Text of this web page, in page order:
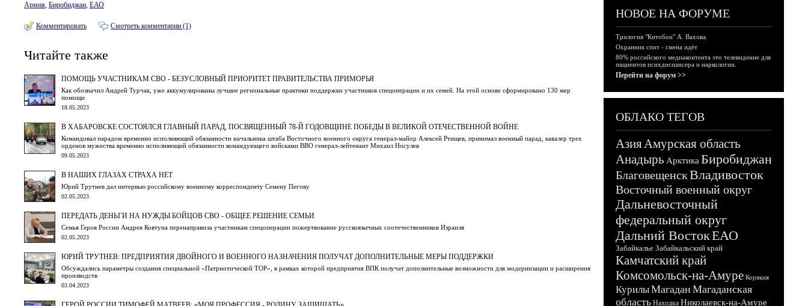
Армия, Биробиджан, ЕАО
Комментировать Смотреть комментарии (1)
Читайте также
ПОМОЩЬ УЧАСТНИКАМ СВО - БЕЗУСЛОВНЫЙ ПРИОРИТЕТ ПРАВИТЕЛЬСТВА ПРИМОРЬЯ
Как обозначил Андрей Турчак, уже аккумулированы лучшие региональные практики поддержки участников спецоперации и их семей. На этой основе сформировано 130 мер
помощи
18.05.2023
В ХАБАРОВСКЕ СОСТОЯЛСЯ ГЛАВНЫЙ ПАРАД, ПОСВЯЩЕННЫЙ 78-Й ГОДОВЩИНЕ ПОБЕДЫ В ВЕЛИКОЙ ОТЕЧЕСТВЕННОЙ ВОЙНЕ
Командовал парадом временно исполняющий обязанности начальника штаба Восточного военного округа генерал-майор Алексей Ртищев, принимал военный парад, кавалер трех
орденов мужества временно исполняющий обязанности командующего войсками ВВО генерал-лейтенант Михаил Носулев
09.05.2023
В НАШИХ ГЛАЗАХ СТРАХА НЕТ
Юрий Трутнев дал интервью российскому военному корреспонденту Семену Пегову
02.05.2023
ПЕРЕДАТЬ ДЕНЬГИ НА НУЖДЫ БОЙЦОВ СВО - ОБЩЕЕ РЕШЕНИЕ СЕМЬИ
Семья Героя России Андрея Ковтуна перенаправила участникам спецоперации пожертвование русскоязычных соотечественников Израиля
02.05.2023
ЮРИЙ ТРУТНЕВ: ПРЕДПРИЯТИЯ ДВОЙНОГО И ВОЕННОГО НАЗНАЧЕНИЯ ПОЛУЧАТ ДОПОЛНИТЕЛЬНЫЕ МЕРЫ ПОДДЕРЖКИ
Обсуждались параметры создания специальной «Патриотической ТОР», в рамках которой предприятия ВПК получат дополнительные возможности для модернизации и расширения
производств
03.04.2023
НОВОЕ НА ФОРУМЕ
Трилогия "Китобои" А. Вахова.
Охранник спит - смена идёт
80% российского медиаконтента это телевидение для
пациентов психдиспансера и наркологии.
Перейти на форум >>
ОБЛАКО ТЕГОВ
АзияАмурская область
Анадырь Арктика Биробиджан
БлаговещенскВладивосток
Восточный военный округ
Дальневосточный
федеральный округ
Дальний ВостокЕАО
Забайкалье Забайкальский край
Камчатский край
Комсомольск-на-Амуре Корякия
КурилыМагадан Магаданская
область Находка Николаевск-на-Амуре